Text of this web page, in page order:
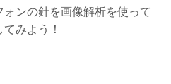
ォンの針を画像解析を使って
みよう！